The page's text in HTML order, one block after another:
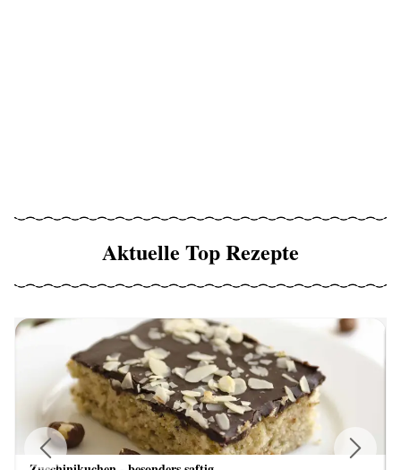
Aktuelle Top Rezepte